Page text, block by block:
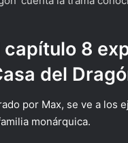
8
del
por Max, se ve a los
monárquica.